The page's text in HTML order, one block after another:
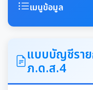
เมนูข้อมูล
คำแถลงนโยบายนาย
แบบบัญชีรา
ภ.ด.ส.4